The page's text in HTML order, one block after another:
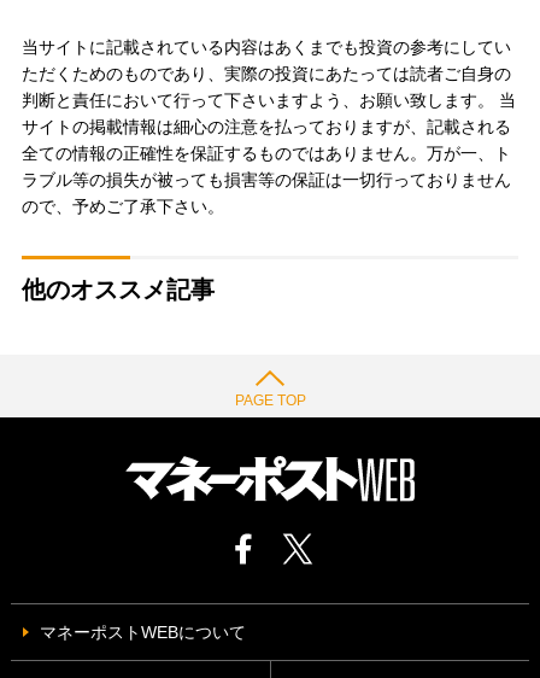
当サイトに記載されている内容はあくまでも投資の参考にしてい
ただくためのものであり、実際の投資にあたっては読者ご自身の
判断と責任において行って下さいますよう、お願い致します。 当
サイトの掲載情報は細心の注意を払っておりますが、記載される
全ての情報の正確性を保証するものではありません。万が一、ト
ラブル等の損失が被っても損害等の保証は一切行っておりません
ので、予めご了承下さい。
他のオススメ記事
PAGE TOP
マネーポストWEBについて